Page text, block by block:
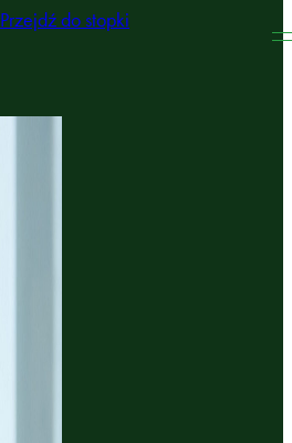
Przejdź do stopki